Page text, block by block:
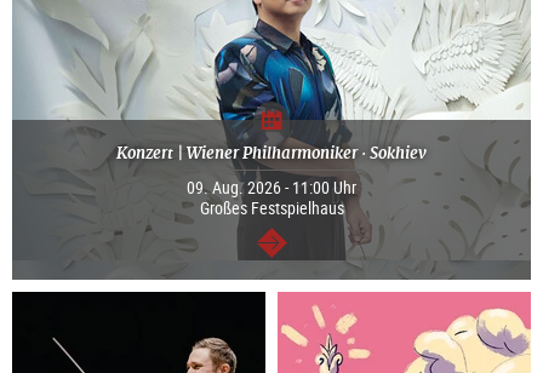
Konzert | Wiener Philharmoniker · Sokhiev
09. Aug. 2026 - 11:00 Uhr
Großes Festspielhaus
weiter